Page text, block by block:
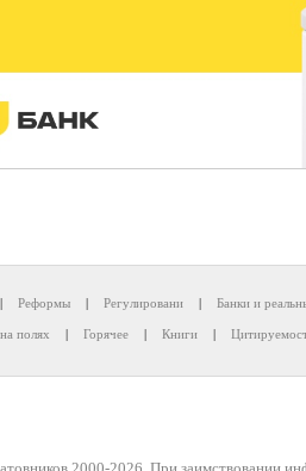
| Реформы | Регулировани | Банки и
полях | Горячее | Книги |